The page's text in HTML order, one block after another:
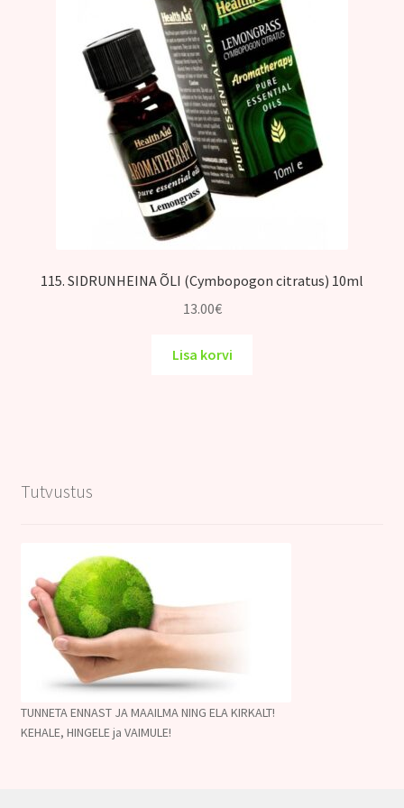
115. SIDRUNHEINA ÕLI (Cymbopogon citratus) 10ml
13.00€
Lisa korvi
Tutvustus
TUNNETA ENNAST JA MAAILMA NING ELA KIRKALT!
KEHALE, HINGELE ja VAIMULE!